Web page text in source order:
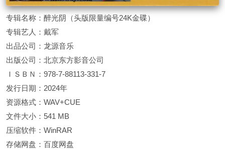
专辑名称：醉光阴（头版限量编号24K金碟）
专辑艺人：戴军
出品公司：龙源音乐
出版公司：北京东方影音公司
ＩＳＢＮ：978-7-88113-331-7
发行日期：2024年
资源格式：WAV+CUE
文件大小：541 MB
压缩软件：WinRAR
存储网盘：百度网盘